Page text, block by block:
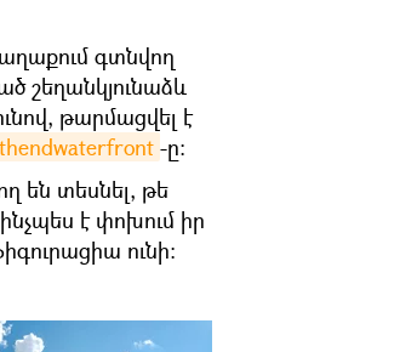
գտնվող
շեղանկյունաձև
թարմացվել է
-ը։
են տեսնել, թե
է փոխում իր
ունի։